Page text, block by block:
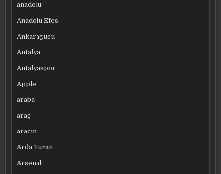
anadolu
Anadolu Efes
Ankaragücü
Antalya
Antalyaspor
Apple
araba
araç
aracın
Arda Turan
Arsenal